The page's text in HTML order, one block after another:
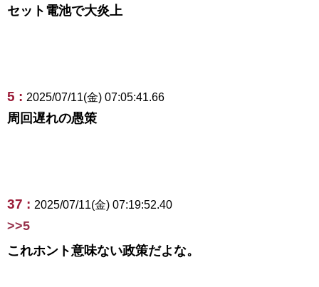
セット電池で大炎上
5 : 2025/07/11(金) 07:05:41.66
周回遅れの愚策
37 : 2025/07/11(金) 07:19:52.40
>>5
これホント意味ない政策だよな。